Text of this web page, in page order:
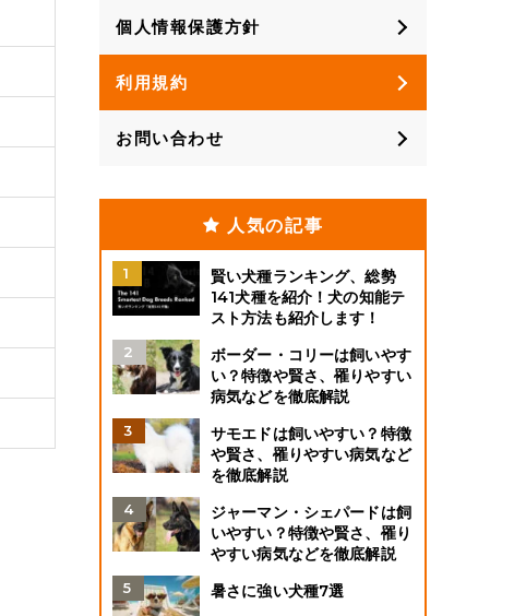
個人情報保護方針
利用規約
お問い合わせ
人気の記事
賢い犬種ランキング、総勢
141犬種を紹介！犬の知能テ
スト方法も紹介します！
ボーダー・コリーは飼いやす
い？特徴や賢さ、罹りやすい
病気などを徹底解説
サモエドは飼いやすい？特徴
や賢さ、罹りやすい病気など
を徹底解説
ジャーマン・シェパードは飼
いやすい？特徴や賢さ、罹り
やすい病気などを徹底解説
暑さに強い犬種7選